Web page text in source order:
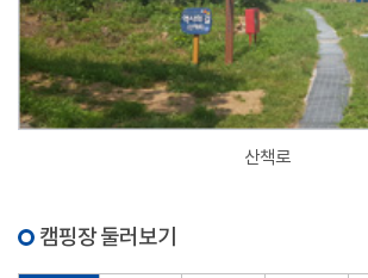
산책로
캠핑장 둘러보기